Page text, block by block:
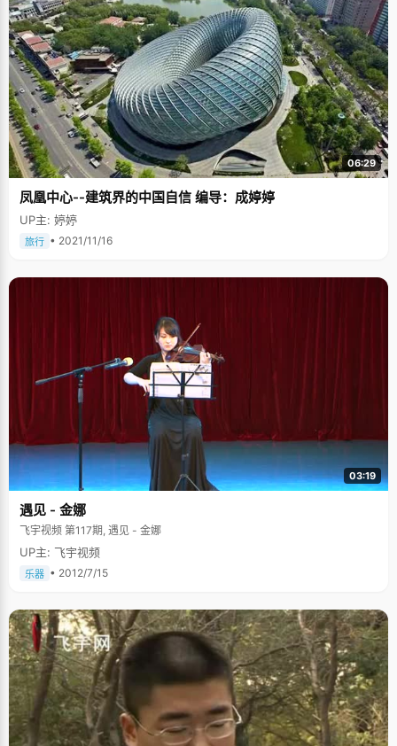
06:29
凤凰中心--建筑界的中国自信 编导：成婷婷
UP主: 婷婷
旅行 • 2021/11/16
03:19
遇见 - 金娜
飞宇视频 第117期, 遇见 - 金娜
UP主: 飞宇视频
乐器 • 2012/7/15